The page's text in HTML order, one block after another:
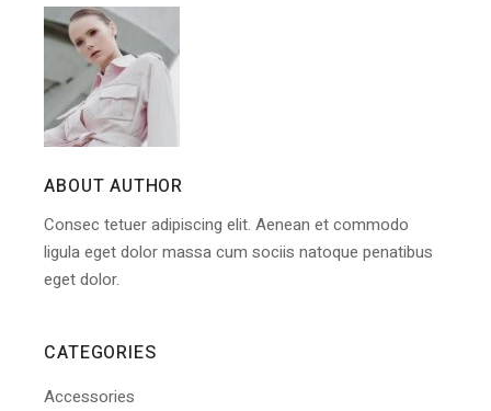
ABOUT AUTHOR
Consec tetuer adipiscing elit. Aenean et commodo
ligula eget dolor massa cum sociis natoque penatibus
eget dolor.
CATEGORIES
Accessories